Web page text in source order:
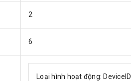
2
6
Loại hình hoạt động: DeviceID